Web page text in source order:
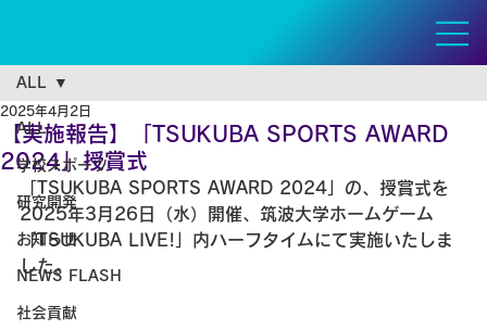
ALL
学校スポーツ
研究開発
お知らせ
NEWS FLASH
社会貢献
ALL
【実施報告】「TSUKUBA SPORTS AWARD
2024」授賞式
2025年4月2日
「TSUKUBA SPORTS AWARD 2024」の、授賞式を
2025年3月26日（水）開催、筑波大学ホームゲーム
「TSUKUBA LIVE!」内ハーフタイムにて実施いたしま
した。